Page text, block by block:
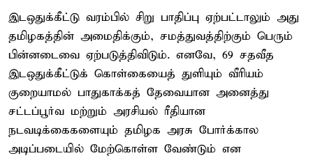
இடஒதுக்கீட்டு வரம்பில் சிறு பாதிப்பு ஏற்பட்டாலும் அது
தமிழகத்தின் அமைதிக்கும், சமத்துவத்திற்கும் பெரும்
பின்னடைவை ஏற்படுத்திவிடும். எனவே, 69 சதவீத
இடஒதுக்கீட்டுக் கொள்கையைத் துளியும் வீரியம்
குறையாமல் பாதுகாக்கத் தேவையான அனைத்து
சட்டப்பூர்வ மற்றும் அரசியல் ரீதியான
நடவடிக்கைகளையும் தமிழக அரசு போர்க்கால
அடிப்படையில் மேற்கொள்ள வேண்டும் என